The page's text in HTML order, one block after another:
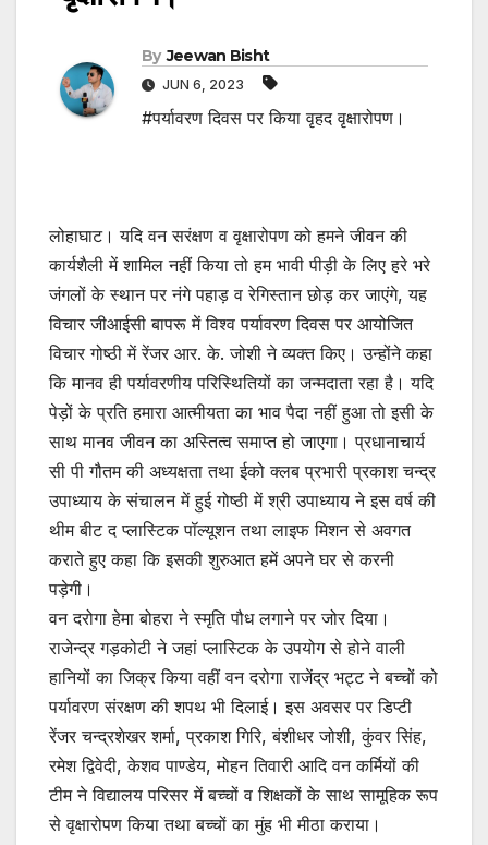
By Jeewan Bisht
JUN 6, 2023
#पर्यावरण दिवस पर किया वृहद वृक्षारोपण।
लोहाघाट। यदि वन सरंक्षण व वृक्षारोपण को हमने जीवन की
कार्यशैली में शामिल नहीं किया तो हम भावी पीड़ी के लिए हरे भरे
जंगलों के स्थान पर नंगे पहाड़ व रेगिस्तान छोड़ कर जाएंगे, यह
विचार जीआईसी बापरू में विश्व पर्यावरण दिवस पर आयोजित
विचार गोष्ठी में रेंजर आर. के. जोशी ने व्यक्त किए। उन्होंने कहा
कि मानव ही पर्यावरणीय परिस्थितियों का जन्मदाता रहा है। यदि
पेड़ों के प्रति हमारा आत्मीयता का भाव पैदा नहीं हुआ तो इसी के
साथ मानव जीवन का अस्तित्व समाप्त हो जाएगा। प्रधानाचार्य
सी पी गौतम की अध्यक्षता तथा ईको क्लब प्रभारी प्रकाश चन्द्र
उपाध्याय के संचालन में हुई गोष्ठी में श्री उपाध्याय ने इस वर्ष की
थीम बीट द प्लास्टिक पॉल्यूशन तथा लाइफ मिशन से अवगत
कराते हुए कहा कि इसकी शुरुआत हमें अपने घर से करनी
पड़ेगी।
वन दरोगा हेमा बोहरा ने स्मृति पौध लगाने पर जोर दिया।
राजेन्द्र गड़कोटी ने जहां प्लास्टिक के उपयोग से होने वाली
हानियों का जिक्र किया वहीं वन दरोगा राजेंद्र भट्ट ने बच्चों को
पर्यावरण संरक्षण की शपथ भी दिलाई। इस अवसर पर डिप्टी
रेंजर चन्द्रशेखर शर्मा, प्रकाश गिरि, बंशीधर जोशी, कुंवर सिंह,
रमेश द्विवेदी, केशव पाण्डेय, मोहन तिवारी आदि वन कर्मियों की
टीम ने विद्यालय परिसर में बच्चों व शिक्षकों के साथ सामूहिक रूप
से वृक्षारोपण किया तथा बच्चों का मुंह भी मीठा कराया।